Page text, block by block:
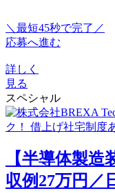
＼最短45秒で完了／
応募へ進む
詳しく
見る
スペシャル
【半導体製
収例27万円／